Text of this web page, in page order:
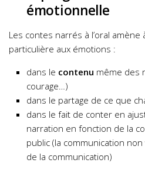
émotionnelle
Les contes narrés à l’oral
particulière aux émotions :
dans le contenu même des
courage…)
dans le partage de ce que
dans le fait de conter en
narration en fonction de la
public (la communication
de la communication)